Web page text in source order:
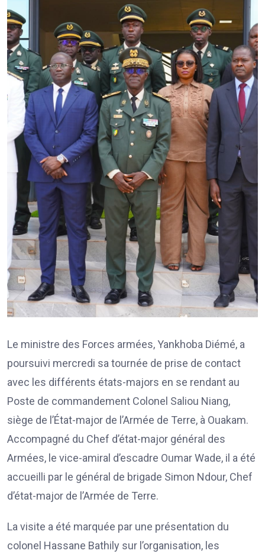
Le ministre des Forces armées, Yankhoba Diémé, a
poursuivi mercredi sa tournée de prise de contact
avec les différents états-majors en se rendant au
Poste de commandement Colonel Saliou Niang,
siège de l’État-major de l’Armée de Terre, à Ouakam.
Accompagné du Chef d’état-major général des
Armées, le vice-amiral d’escadre Oumar Wade, il a été
accueilli par le général de brigade Simon Ndour, Chef
d’état-major de l’Armée de Terre.
La visite a été marquée par une présentation du
colonel Hassane Bathily sur l’organisation, les